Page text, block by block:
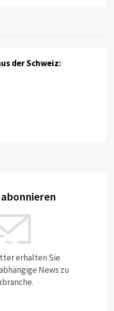
der Schweiz:
erhalten Sie
News zu